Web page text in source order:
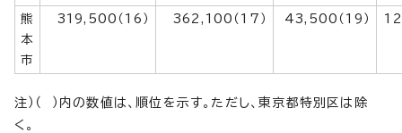
熊
本
市
319,500（16） 362,100（17） 43,500（19）
注）（ ）内の数値は、順位を示す。ただし、東京都特別区は除
く。